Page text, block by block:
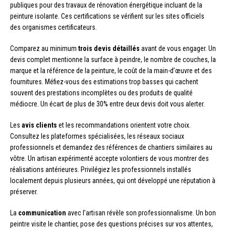
publiques pour des travaux de rénovation énergétique incluant de la
peinture isolante. Ces certifications se vérifient sur les sites officiels
des organismes certificateurs.
Comparez au minimum trois devis détaillés avant de vous engager. Un
devis complet mentionne la surface à peindre, le nombre de couches, la
marque et la référence de la peinture, le coût de la main-d’œuvre et des
fournitures. Méfiez-vous des estimations trop basses qui cachent
souvent des prestations incomplètes ou des produits de qualité
médiocre. Un écart de plus de 30% entre deux devis doit vous alerter.
Les avis clients et les recommandations orientent votre choix.
Consultez les plateformes spécialisées, les réseaux sociaux
professionnels et demandez des références de chantiers similaires au
vôtre. Un artisan expérimenté accepte volontiers de vous montrer des
réalisations antérieures. Privilégiez les professionnels installés
localement depuis plusieurs années, qui ont développé une réputation à
préserver.
La communication avec l’artisan révèle son professionnalisme. Un bon
peintre visite le chantier, pose des questions précises sur vos attentes,